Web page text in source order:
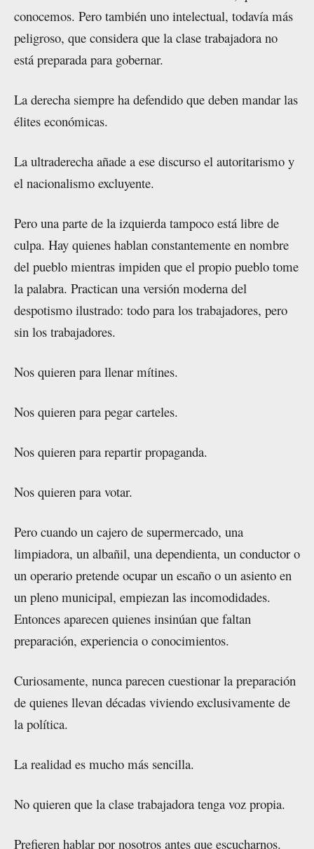
conocemos. Pero también uno intelectual, todavía más
peligroso, que considera que la clase trabajadora no
está preparada para gobernar.
La derecha siempre ha defendido que deben mandar las
élites económicas.
La ultraderecha añade a ese discurso el autoritarismo y
el nacionalismo excluyente.
Pero una parte de la izquierda tampoco está libre de
culpa. Hay quienes hablan constantemente en nombre
del pueblo mientras impiden que el propio pueblo tome
la palabra. Practican una versión moderna del
despotismo ilustrado: todo para los trabajadores, pero
sin los trabajadores.
Nos quieren para llenar mítines.
Nos quieren para pegar carteles.
Nos quieren para repartir propaganda.
Nos quieren para votar.
Pero cuando un cajero de supermercado, una
limpiadora, un albañil, una dependienta, un conductor o
un operario pretende ocupar un escaño o un asiento en
un pleno municipal, empiezan las incomodidades.
Entonces aparecen quienes insinúan que faltan
preparación, experiencia o conocimientos.
Curiosamente, nunca parecen cuestionar la preparación
de quienes llevan décadas viviendo exclusivamente de
la política.
La realidad es mucho más sencilla.
No quieren que la clase trabajadora tenga voz propia.
Prefieren hablar por nosotros antes que escucharnos.